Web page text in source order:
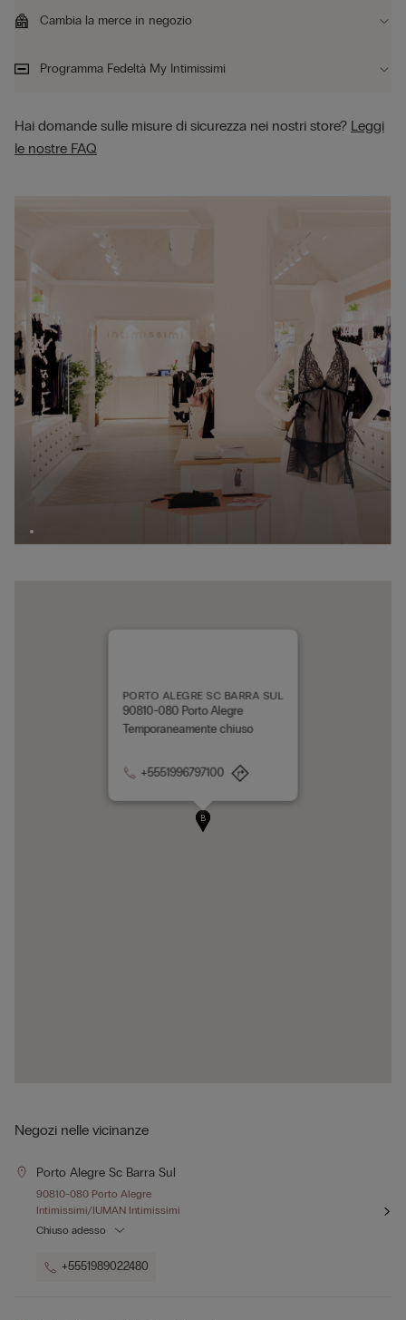
A
B
PORTO ALEGRE SC BARRA SUL
90810-080 Porto Alegre
Temporaneamente chiuso
+5551996797100
Cambia la merce in negozio
Programma Fedeltà My Intimissimi
Hai domande sulle misure di sicurezza nei nostri store? Leggi
le nostre FAQ
Negozi nelle vicinanze
Porto Alegre Sc Barra Sul
90810-080 Porto Alegre
Intimissimi/IUMAN Intimissimi
Chiuso adesso
+5551989022480